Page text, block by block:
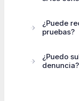
¿Puede
pruebas?
¿Puedo
denuncia?